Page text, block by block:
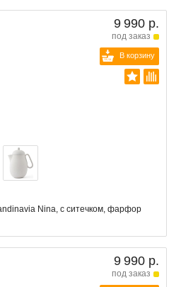
9 990 р.
под заказ
В корзину
Nina, с ситечком, фарфор
9 990 р.
под заказ